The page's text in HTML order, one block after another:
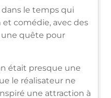
le temps qui
comédie, avec des
quête pour
était presque une
le réalisateur ne
une attraction à